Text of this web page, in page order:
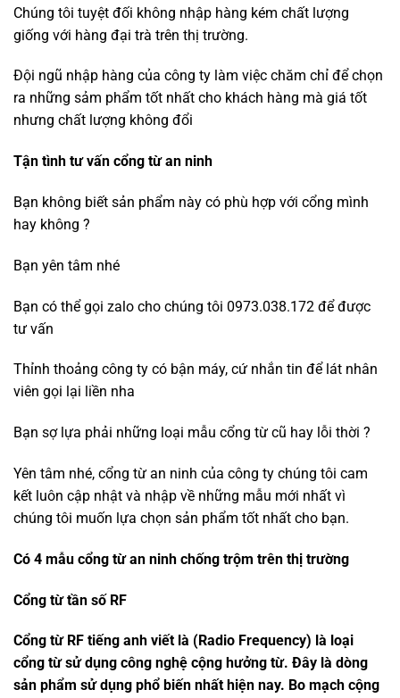
Chúng tôi tuyệt đối không nhập hàng kém chất lượng
giống với hàng đại trà trên thị trường.
Đội ngũ nhập hàng của công ty làm việc chăm chỉ để chọn
ra những sảm phẩm tốt nhất cho khách hàng mà giá tốt
nhưng chất lượng không đổi
Tận tình tư vấn cổng từ an ninh
Bạn không biết sản phẩm này có phù hợp với cổng mình
hay không ?
Bạn yên tâm nhé
Bạn có thể gọi zalo cho chúng tôi 0973.038.172 để được
tư vấn
Thỉnh thoảng công ty có bận máy, cứ nhắn tin để lát nhân
viên gọi lại liền nha
Bạn sợ lựa phải những loại mẫu cổng từ cũ hay lỗi thời ?
Yên tâm nhé, cổng từ an ninh của công ty chúng tôi cam
kết luôn cập nhật và nhập về những mẫu mới nhất vì
chúng tôi muốn lựa chọn sản phẩm tốt nhất cho bạn.
Có 4 mẫu cổng từ an ninh chống trộm trên thị trường
Cổng từ tần số RF
Cổng từ RF tiếng anh viết là (Radio Frequency) là loại
cổng từ sử dụng công nghệ cộng hưởng từ. Đây là dòng
sản phẩm sử dụng phổ biến nhất hiện nay. Bo mạch cộng